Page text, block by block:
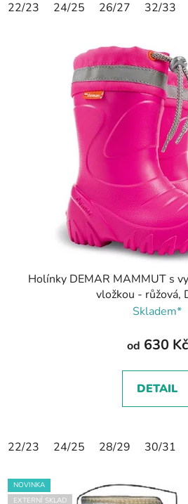
22/23 24/25 26/27 32/33
Holínky DEMAR MAMMUT s
vložkou - růžová,
Skladem*
od 630 Kč
DETAIL
22/23 24/25 28/29 30/31
NOVINKA
EXTERNÍ SKLAD